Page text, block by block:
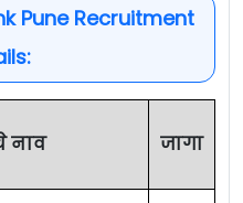
Pune Recruitment
नाव जागा